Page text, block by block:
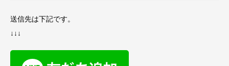
送信先は下記です。
↓↓↓